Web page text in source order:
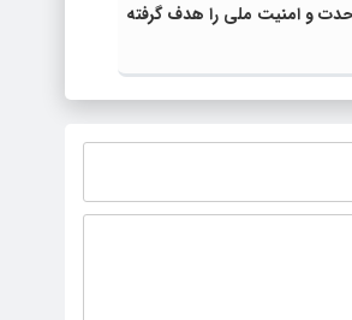
و امنیت ملی را هدف گرفته